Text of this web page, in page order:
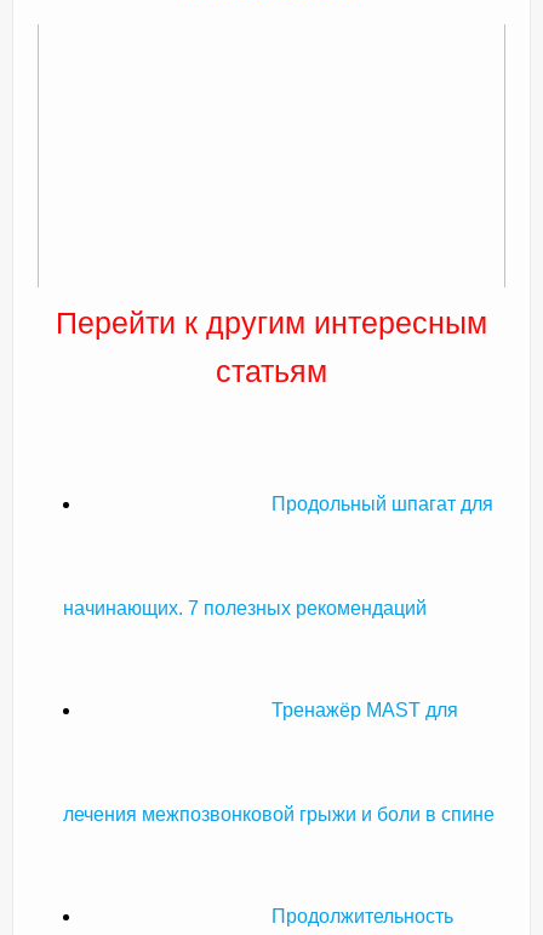
Перейти к другим интересным
статьям
Продольный шпагат для
начинающих. 7 полезных рекомендаций
Тренажёр MAST для
лечения межпозвонковой грыжи и боли в спине
Продолжительность